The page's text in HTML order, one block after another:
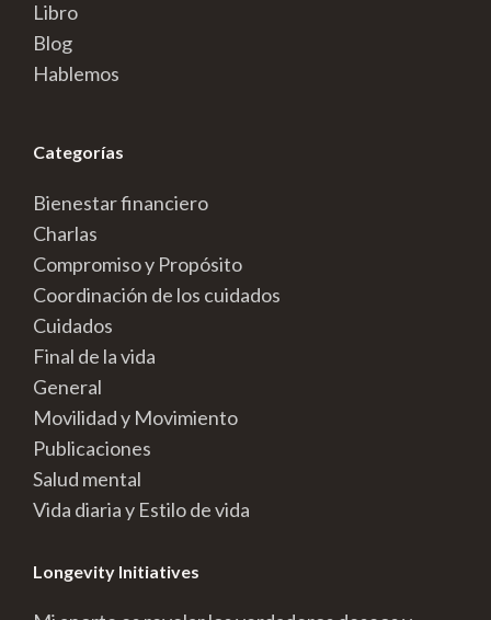
Libro
Blog
Hablemos
Categorías
Bienestar financiero
Charlas
Compromiso y Propósito
Coordinación de los cuidados
Cuidados
Final de la vida
General
Movilidad y Movimiento
Publicaciones
Salud mental
Vida diaria y Estilo de vida
Longevity Initiatives